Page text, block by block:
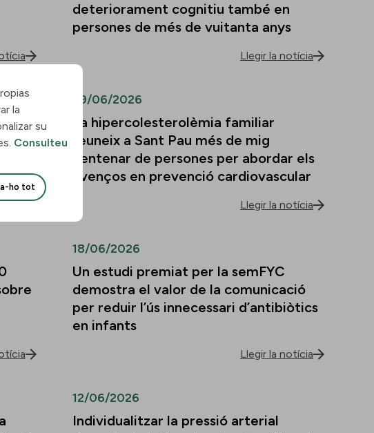
deteriorament cognitiu també en
persones de més de vuitanta anys
Llegir la notícia
29/06/2026
La hipercolesterolèmia familiar
reuneix a Sant Pau més de mig
centenar de persones per abordar els
avenços en prevenció cardiovascular
Llegir la notícia
18/06/2026
Un estudi premiat per la semFYC
demostra el valor de la comunicació
per reduir l’ús innecessari d’antibiòtics
en infants
Llegir la notícia
12/06/2026
Individualitzar la pressió arterial
la
su
Consulteu
ho tot